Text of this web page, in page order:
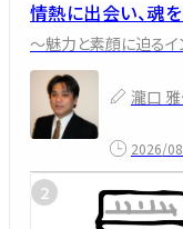
情熱に出会い、魂
～魅力と素顔に迫るイ
瀧口
2026/